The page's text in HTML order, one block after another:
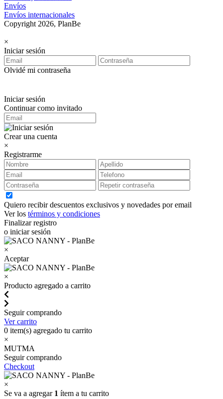
Envíos
Envíos internacionales
Copyright 2026, PlanBe
×
Iniciar sesión
Olvidé mi contraseña
Iniciar sesión
Continuar como invitado
Crear una cuenta
×
Registrarme
Quiero recibir descuentos exclusivos y novedades por email
Ver los términos y condiciones
Finalizar registro
o iniciar sesión
×
Aceptar
×
Producto agregado a carrito
Seguir comprando
Ver carrito
0 item(s) agregado tu carrito
×
MUTMA
Seguir comprando
Checkout
×
Se va a agregar 1 ítem a tu carrito